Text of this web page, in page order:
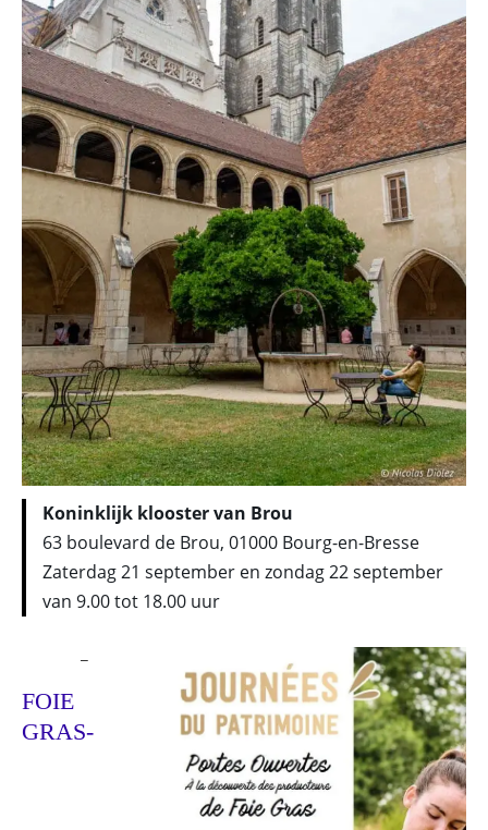
Koninklijk klooster van Brou
63 boulevard de Brou, 01000 Bourg-en-Bresse
Zaterdag 21 september en zondag 22 september
van 9.00 tot 18.00 uur
FOIE
GRAS-